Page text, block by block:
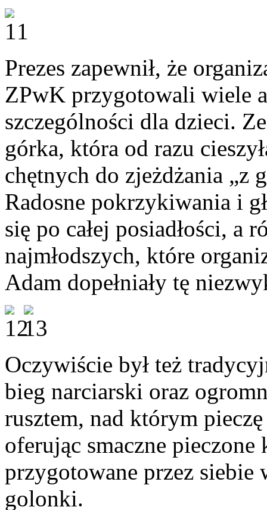
Prezes zapewnił, że
ZPwK przygotowali wiele
szczególności dla dzieci.
górka, która od razu
chętnych do zjeżdżania „z
Radosne pokrzykiwania i
się po całej posiadłości, a
najmłodszych, które
Adam dopełniały tę
Oczywiście był też
bieg narciarski oraz
rusztem, nad którym
oferując smaczne
przygotowane przez
golonki.